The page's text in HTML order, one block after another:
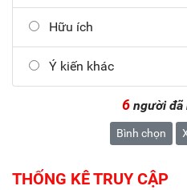
Hữu ích
Ý kiến khác
6 người đã
Bình chọn
THỐNG KÊ TRUY CẬP